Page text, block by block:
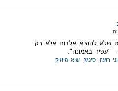
שלא להוציא אלבום אלא רק
- "עשיר באמונה".
יוני רועה סינגל שיא מיוזיק